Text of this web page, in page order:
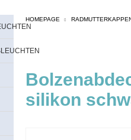
HOMEPAGE
silikon